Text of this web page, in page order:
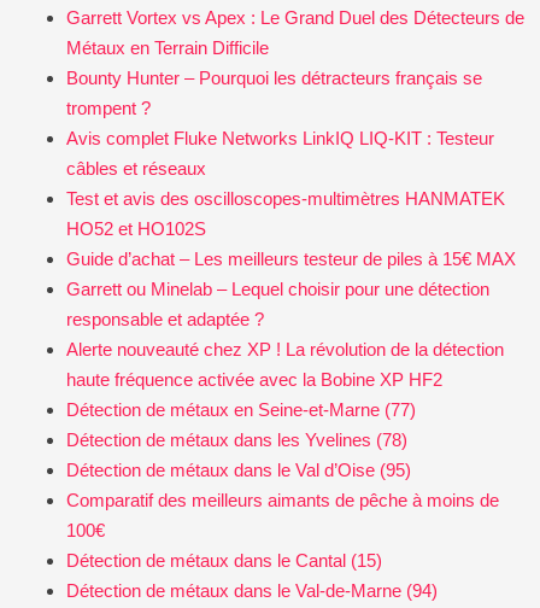
Garrett Vortex vs Apex : Le Grand Duel des Détecteurs de
Métaux en Terrain Difficile
Bounty Hunter – Pourquoi les détracteurs français se
trompent ?
Avis complet Fluke Networks LinkIQ LIQ-KIT : Testeur
câbles et réseaux
Test et avis des oscilloscopes-multimètres HANMATEK
HO52 et HO102S
Guide d’achat – Les meilleurs testeur de piles à 15€ MAX
Garrett ou Minelab – Lequel choisir pour une détection
responsable et adaptée ?
Alerte nouveauté chez XP ! La révolution de la détection
haute fréquence activée avec la Bobine XP HF2
Détection de métaux en Seine-et-Marne (77)
Détection de métaux dans les Yvelines (78)
Détection de métaux dans le Val d’Oise (95)
Comparatif des meilleurs aimants de pêche à moins de
100€
Détection de métaux dans le Cantal (15)
Détection de métaux dans le Val-de-Marne (94)